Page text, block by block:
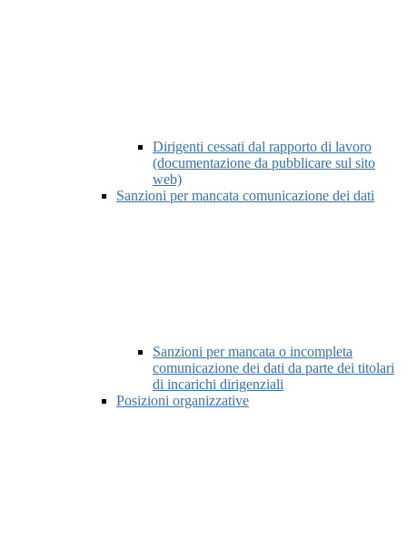
Dirigenti cessati dal rapporto di lavoro
(documentazione da pubblicare sul sito
web)
Sanzioni per mancata comunicazione dei dati
Sanzioni per mancata o incompleta
comunicazione dei dati da parte dei titolari
di incarichi dirigenziali
Posizioni organizzative